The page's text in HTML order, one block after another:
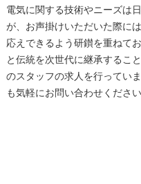
電気に関する技術やニーズは
が、お声掛けいただいた際に
応えできるよう研鑚を重ねて
と伝統を次世代に継承すること
のスタッフの求人を行ってい
も気軽にお問い合わせください